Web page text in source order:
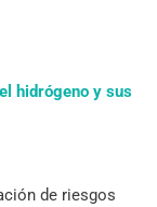
hidrógeno y sus
de riesgos